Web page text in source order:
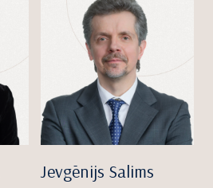
Jevgēnijs Salims